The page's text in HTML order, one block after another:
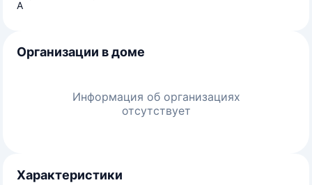
А
Организации в доме
Информация об организациях
отсутствует
Характеристики